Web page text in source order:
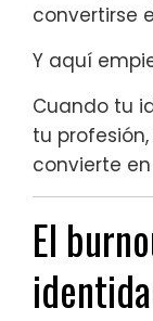
convertirse
Y aquí
Cuando tu
tu
convierte
El